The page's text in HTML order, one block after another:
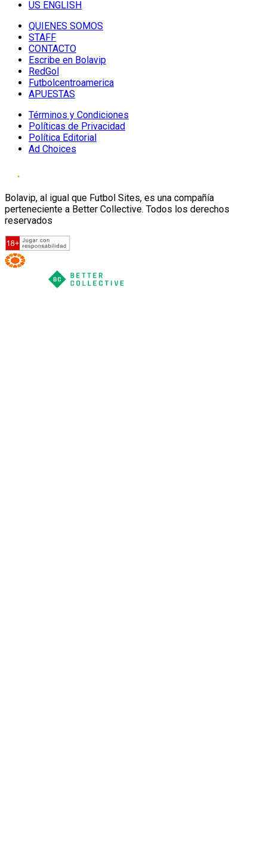
US ENGLISH
QUIENES SOMOS
STAFF
CONTACTO
Escribe en Bolavip
RedGol
Futbolcentroamerica
APUESTAS
Términos y Condiciones
Políticas de Privacidad
Política Editorial
Ad Choices
Bolavip, al igual que Futbol Sites, es una compañía
perteneciente a Better Collective. Todos los derechos
reservados